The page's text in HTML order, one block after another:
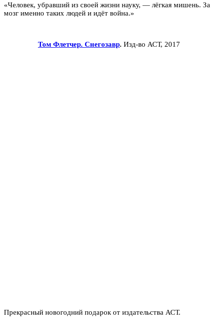
«Человек, убравший из своей жизни науку, — лёгкая мишень. За
мозг именно таких людей и идёт война.»
Том Флетчер. Снегозавр. Изд-во АСТ, 2017
Прекрасный новогодний подарок от издательства АСТ.